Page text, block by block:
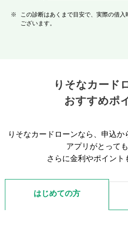
※
この診断はあくまで目安で、実際の借
ございます。
りそなカード
おすすめポ
りそなカードローンなら、申込
アプリがとっても
さらに金利やポイント
はじめての方